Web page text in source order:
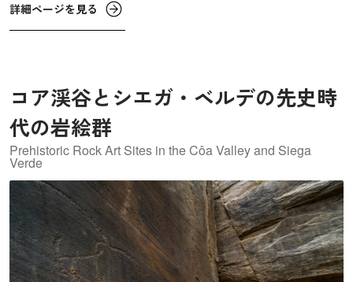
ス城となりました。また、ギマランイスで中世に開発され
録範囲が拡大しました。
詳細ページを見る
コア渓谷とシエガ・ベルデの先史時
代の岩絵群
Prehistoric Rock Art Sites in the Côa Valley and Siega
Verde